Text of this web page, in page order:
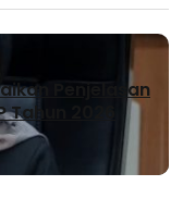
Penjelasan
2026